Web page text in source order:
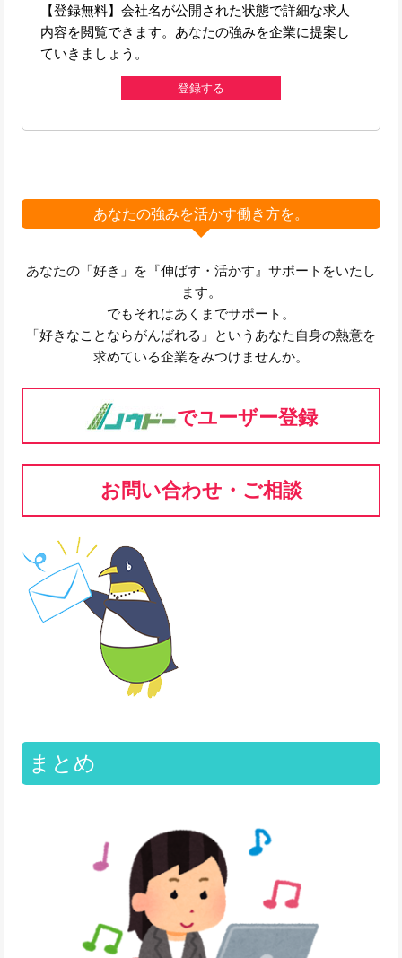
【登録無料】会社名が公開された状態で詳細な求人
内容を閲覧できます。あなたの強みを企業に提案し
ていきましょう。
登録する
あなたの強みを活かす働き方を。
あなたの「好き」を『伸ばす・活かす』サポートをいたし
ます。
でもそれはあくまでサポート。
「好きなことならがんばれる」というあなた自身の熱意を
求めている企業をみつけませんか。
でユーザー登録
お問い合わせ・ご相談
まとめ